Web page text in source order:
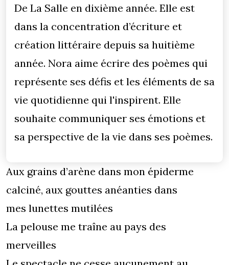
Aux grains d’arène dans mon épiderme
calciné, aux gouttes anéanties dans
mes lunettes mutilées
La pelouse me traîne au pays des
merveilles
De La Salle en dixième année. Elle est
dans la concentration d’écriture et
création littéraire depuis sa huitième
année. Nora aime écrire des poèmes qui
représente ses défis et les éléments de sa
vie quotidienne qui l'inspirent. Elle
souhaite communiquer ses émotions et
sa perspective de la vie dans ses poèmes.